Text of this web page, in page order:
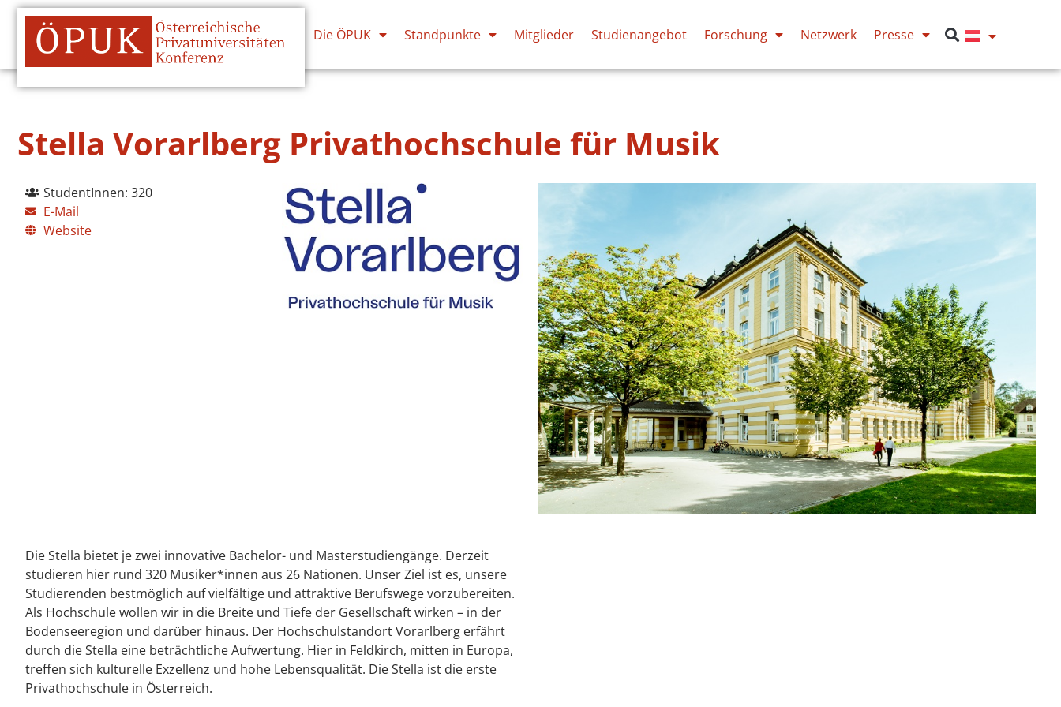
Die ÖPUK Standpunkte Mitglieder Studienangebot Forschung Netzwerk Presse
Stella Vorarlberg Privathochschule für Musik
StudentInnen: 320
E-Mail
Website
Die Stella bietet je zwei innovative Bachelor- und Masterstudiengänge. Derzeit
studieren hier rund 320 Musiker*innen aus 26 Nationen. Unser Ziel ist es, unsere
Studierenden bestmöglich auf vielfältige und attraktive Berufswege vorzubereiten.
Als Hochschule wollen wir in die Breite und Tiefe der Gesellschaft wirken – in der
Bodenseeregion und darüber hinaus. Der Hochschulstandort Vorarlberg erfährt
durch die Stella eine beträchtliche Aufwertung. Hier in Feldkirch, mitten in Europa,
treffen sich kulturelle Exzellenz und hohe Lebensqualität. Die Stella ist die erste
Privathochschule in Österreich.